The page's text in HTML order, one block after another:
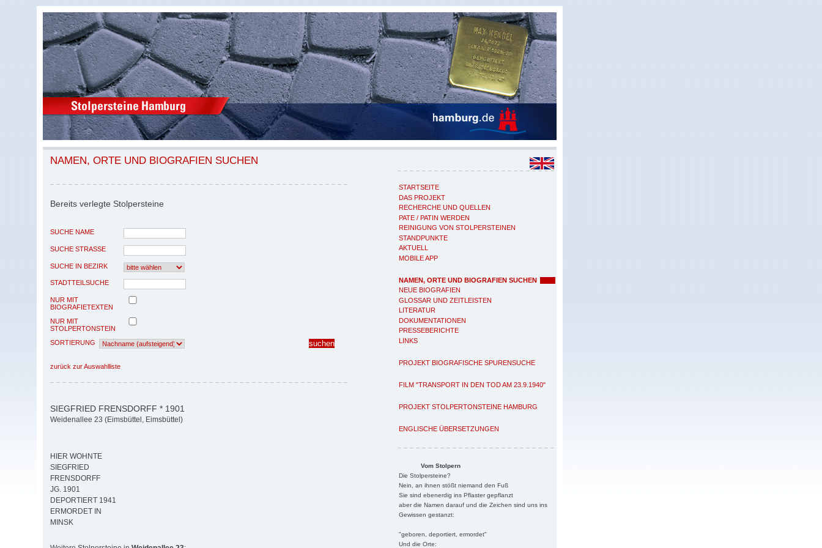
STARTSEITE
DAS PROJEKT
RECHERCHE UND QUELLEN
PATE / PATIN WERDEN
REINIGUNG VON STOLPERSTEINEN
STANDPUNKTE
AKTUELL
MOBILE APP
NAMEN, ORTE UND BIOGRAFIEN SUCHEN
NEUE BIOGRAFIEN
GLOSSAR UND ZEITLEISTEN
LITERATUR
DOKUMENTATIONEN
PRESSEBERICHTE
LINKS
PROJEKT BIOGRAFISCHE SPURENSUCHE
FILM "TRANSPORT IN DEN TOD AM 23.9.1940"
PROJEKT STOLPERTONSTEINE HAMBURG
ENGLISCHE ÜBERSETZUNGEN
Vom Stolpern
Die Stolpersteine?
Nein, an ihnen stößt niemand den Fuß
Sie sind ebenerdig ins Pflaster gepflanzt
aber die Namen darauf und die Zeichen sind uns ins
Gewissen gestanzt:
"geboren, deportiert, ermordet"
Und die Orte:
NAMEN, ORTE UND BIOGRAFIEN SUCHEN
Bereits verlegte Stolpersteine
SUCHE NAME
SUCHE STRASSE
SUCHE IN BEZIRK
STADTTEILSUCHE
NUR MIT
BIOGRAFIETEXTEN
NUR MIT
STOLPERTONSTEIN
SORTIERUNG
zurück zur Auswahlliste
SIEGFRIED FRENSDORFF * 1901
Weidenallee 23 (Eimsbüttel, Eimsbüttel)
HIER WOHNTE
SIEGFRIED
FRENSDORFF
JG. 1901
DEPORTIERT 1941
ERMORDET IN
MINSK